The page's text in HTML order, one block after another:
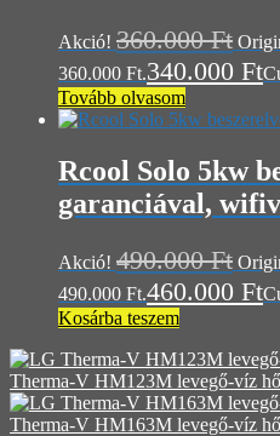
Akció! 360.000Ft
360.000 Ft.340.000 Ft
Tovább olvasom
Rcool Solo 5kw
garanciával,
Akció! 490.000Ft
490.000 Ft.460.000 Ft
Kosárba teszem
Therma-V HM123M levegő-víz
Therma-V HM163M levegő-víz